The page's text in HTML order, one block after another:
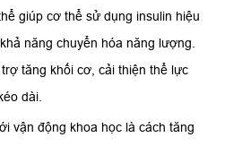
giúp cơ thể sử dụng insulin hiệu
năng chuyển hóa năng lượng.
tăng khối cơ, cải thiện thể lực
dài.
vận động khoa học là cách tăng